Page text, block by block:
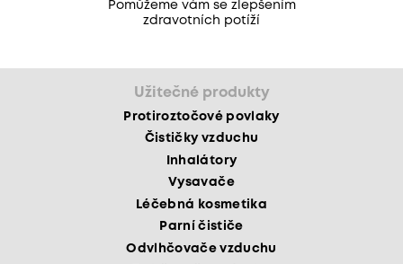
Pomůžeme vám se zlepšením
zdravotních potíží
Užitečné produkty
Protiroztočové povlaky
Čističky vzduchu
Inhalátory
Vysavače
Léčebná kosmetika
Parní čističe
Odvlhčovače vzduchu